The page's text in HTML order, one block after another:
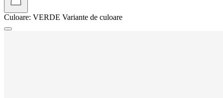
Culoare: VERDE Variante de culoare